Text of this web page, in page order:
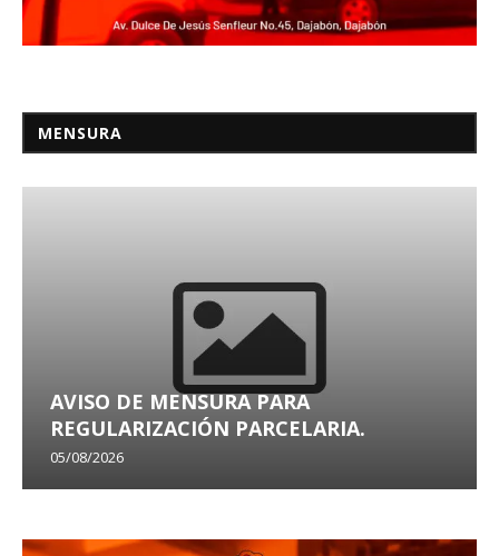
MENSURA
AVISO DE MENSURA PARA
REGULARIZACIÓN PARCELARIA.
05/08/2026